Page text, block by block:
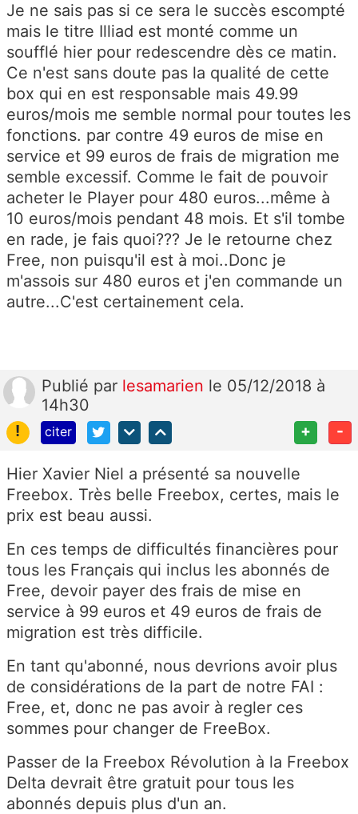
Je ne sais pas si ce sera le succès escompté
mais le titre Illiad est monté comme un
soufflé hier pour redescendre dès ce matin.
Ce n'est sans doute pas la qualité de cette
box qui en est responsable mais 49.99
euros/mois me semble normal pour toutes les
fonctions. par contre 49 euros de mise en
service et 99 euros de frais de migration me
semble excessif. Comme le fait de pouvoir
acheter le Player pour 480 euros...même à
10 euros/mois pendant 48 mois. Et s'il tombe
en rade, je fais quoi??? Je le retourne chez
Free, non puisqu'il est à moi..Donc je
m'assois sur 480 euros et j'en commande un
autre...C'est certainement cela.
Publié par lesamarien le 05/12/2018 à
14h30
!
citer + -
Hier Xavier Niel a présenté sa nouvelle
Freebox. Très belle Freebox, certes, mais le
prix est beau aussi.
En ces temps de difficultés financières pour
tous les Français qui inclus les abonnés de
Free, devoir payer des frais de mise en
service à 99 euros et 49 euros de frais de
migration est très difficile.
En tant qu'abonné, nous devrions avoir plus
de considérations de la part de notre FAI :
Free, et, donc ne pas avoir à regler ces
sommes pour changer de FreeBox.
Passer de la Freebox Révolution à la Freebox
Delta devrait être gratuit pour tous les
abonnés depuis plus d'un an.